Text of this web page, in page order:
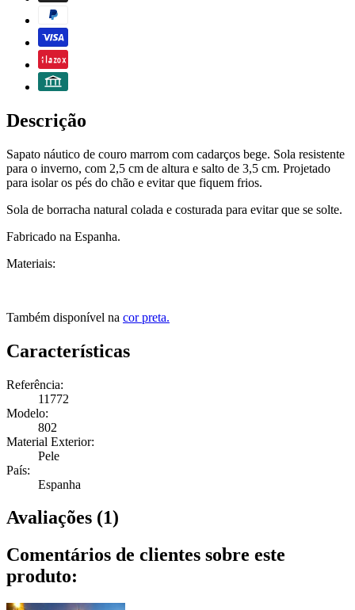
Descrição
Sapato náutico de couro marrom com cadarços bege. Sola resistente
para o inverno, com 2,5 cm de altura e salto de 3,5 cm. Projetado
para isolar os pés do chão e evitar que fiquem frios.
Sola de borracha natural colada e costurada para evitar que se solte.
Fabricado na Espanha.
Materiais:
Também disponível na cor preta.
Características
Referência:
11772
Modelo:
802
Material Exterior:
Pele
País:
Espanha
Avaliações (1)
Comentários de clientes sobre este
produto: